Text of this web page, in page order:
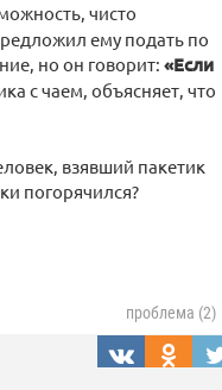
чисто
ему подать по
но он говорит: «Если
с чаем, объясняет, что
взявший пакетик
погорячился?
проблема (2)